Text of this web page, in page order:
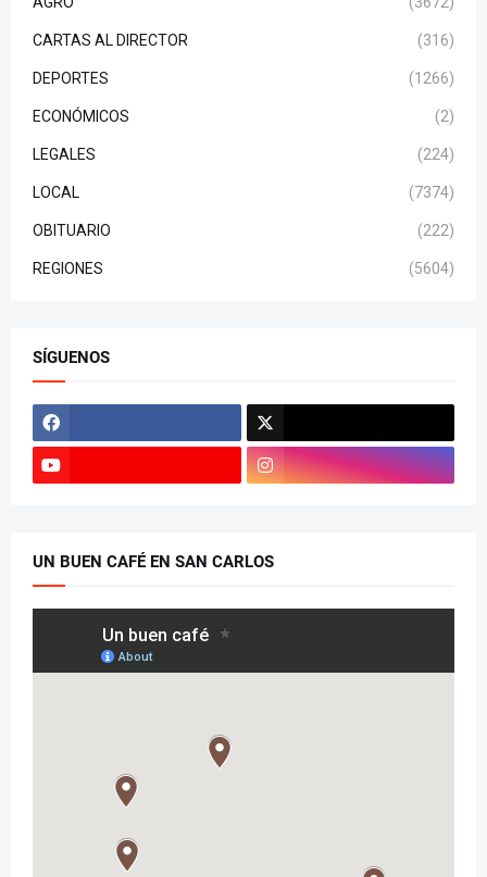
CARTAS AL DIRECTOR (316)
DEPORTES (1266)
ECONÓMICOS (2)
LEGALES (224)
LOCAL (7374)
OBITUARIO (222)
REGIONES (5604)
SÍGUENOS
UN BUEN CAFÉ EN SAN CARLOS